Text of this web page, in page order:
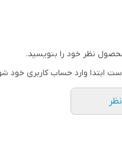
ایران
کرایه بعهده خریدار محترم
نظر خود را بنویسید.
ابتدا وارد حساب کاربری خود